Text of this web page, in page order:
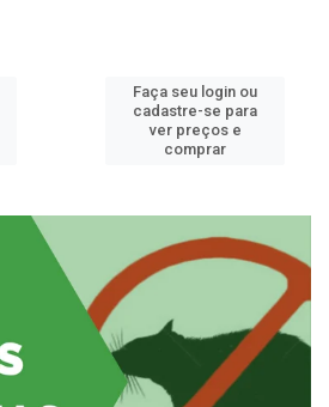
Faça seu login ou
cadastre-se para
ver preços e
comprar